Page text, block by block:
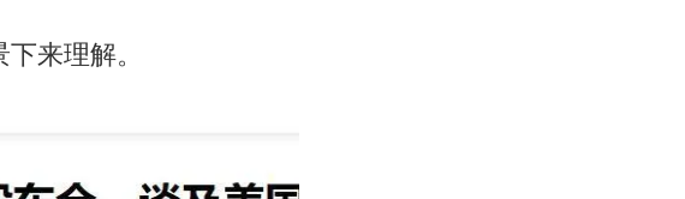
来理解。